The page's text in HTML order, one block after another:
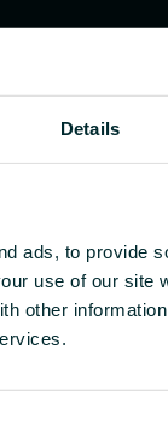
Details
ads, to provide
use of our site
other